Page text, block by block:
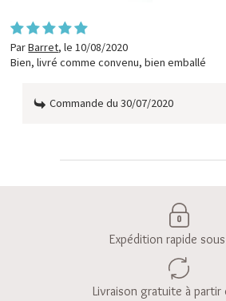
ParBarret,le 10/08/2020
Bien, livré comme convenu, bien emballé
Commande du 30/07/2020
Expédition rapide
Livraison gratuite à partir